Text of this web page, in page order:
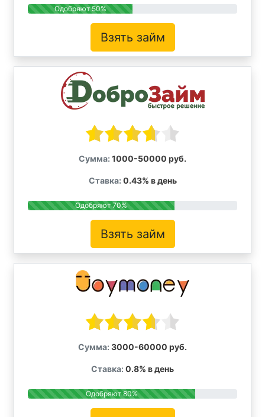
Одобряют 50%
Взять займ
Сумма: 1000-50000 руб.
Ставка: 0.43% в день
Одобряют 70%
Взять займ
Сумма: 3000-60000 руб.
Ставка: 0.8% в день
Одобряют 80%